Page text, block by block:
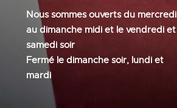
Nous sommes ouverts du mercredi
au dimanche midi et le vendredi et
samedi soir
Fermé le dimanche soir, lundi et
mardi